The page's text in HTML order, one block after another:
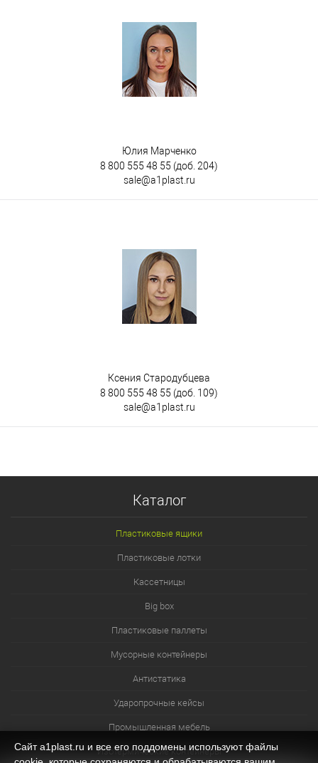
Юлия Марченко
8 800 555 48 55 (доб. 204)
sale@a1plast.ru
Ксения Стародубцева
8 800 555 48 55 (доб. 109)
sale@a1plast.ru
Каталог
Пластиковые ящики
Пластиковые лотки
Кассетницы
Big box
Пластиковые паллеты
Мусорные контейнеры
Антистатика
Ударопрочные кейсы
Промышленная мебель
Изотермические контейнеры
Сайт a1plast.ru и все его поддомены используют файлы